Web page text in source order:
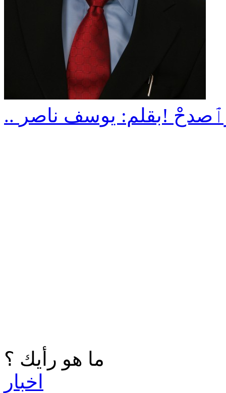
وٱصدحْ !بقلم: يوسف ناصر
ما هو رأيك ؟
اخبار